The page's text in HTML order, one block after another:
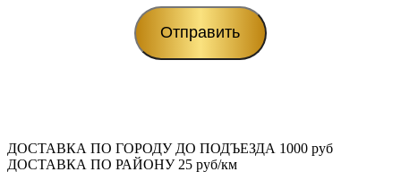
ДОСТАВКА ПО ГОРОДУ ДО ПОДЪЕЗДА 1000 руб
ДОСТАВКА ПО РАЙОНУ25 руб/км